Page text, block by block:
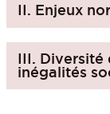
II. Enjeux
III.
inégalités